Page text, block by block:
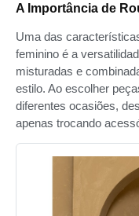
A Importância de
Uma das
feminino é a
misturadas e
estilo. Ao escolher
diferentes ocasiões,
apenas trocando